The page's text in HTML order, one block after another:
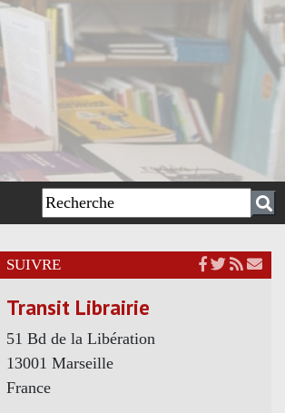
SUIVRE
Transit Librairie
51 Bd de la Libération
13001 Marseille
France